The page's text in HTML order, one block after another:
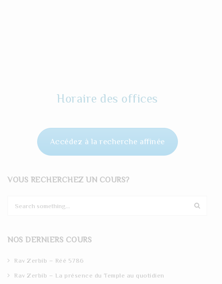
Horaire des offices
Accédez à la recherche affinée
VOUS RECHERCHEZ UN COURS?
c
NOS DERNIERS COURS
Rav Zerbib – Réé 5786
Rav Zerbib – La présence du Temple au quotidien